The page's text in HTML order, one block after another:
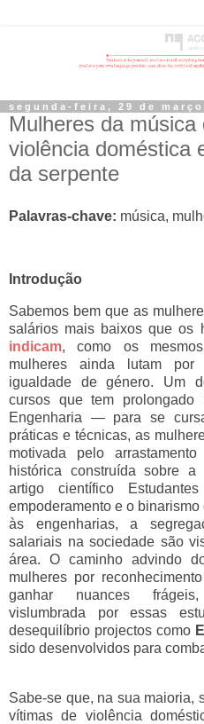
segunda-feira, 29 de março
Mulheres da
violência doméstica
da serpente
Palavras-chave: música,
Introdução
Sabemos bem que as
salários mais baixos que os
indicam, como os
mulheres ainda lutam
igualdade de género. Um
cursos que tem
Engenharia — para se
práticas e técnicas, as
motivada pelo
histórica construída sobre
artigo científico
empoderamento e o binarismo
às engenharias, a
salariais na sociedade são
área. O caminho advindo
mulheres por
ganhar nuances
vislumbrada por essas
desequilíbrio projectos como
sido desenvolvidos para
Sabe-se que, na sua maioria,
vítimas de violência